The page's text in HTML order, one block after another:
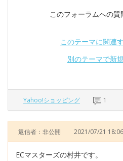
このフォーラムへの
このテーマに関連
別のテーマで新
Yahoo!ショッピング 1
返信者：非公開 2021/07/21 18:06
ECマスターズの村井です。